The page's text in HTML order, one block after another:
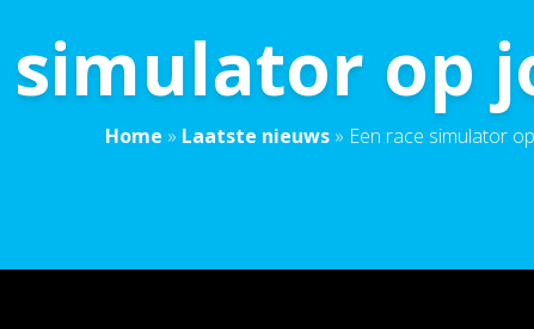
simulator op
Home » Laatste nieuws» Een race simulator